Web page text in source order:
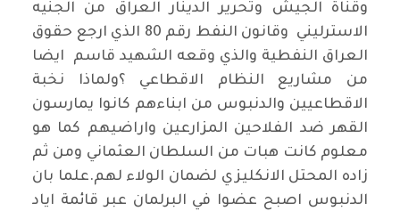
وقناة الجيش وتحرير الدينار العراق من الجنيه
الاسترليني وقانون النفط رقم 80 الذي ارجع حقوق
العراق النفطية والذي وقعه الشهيد قاسم ايضا
من مشاريع النظام الاقطاعي ؟ولماذا نخبة
الاقطاعيين والدنبوس من ابناءهم كانوا يمارسون
القهر ضد الفلاحين المزارعين واراضيهم كما هو
معلوم كانت هبات من السلطان العثماني ومن ثم
زاده المحتل الانكليزي لضمان الولاء لهم.علما بان
الدنبوس اصبح عضوا في البرلمان عبر قائمة اياد